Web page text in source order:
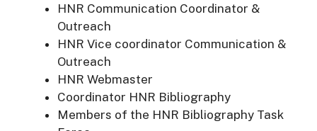
HNR Communication Coordinator &
Outreach
HNR Vice coordinator Communication &
Outreach
HNR Webmaster
Coordinator HNR Bibliography
Members of the HNR Bibliography Task